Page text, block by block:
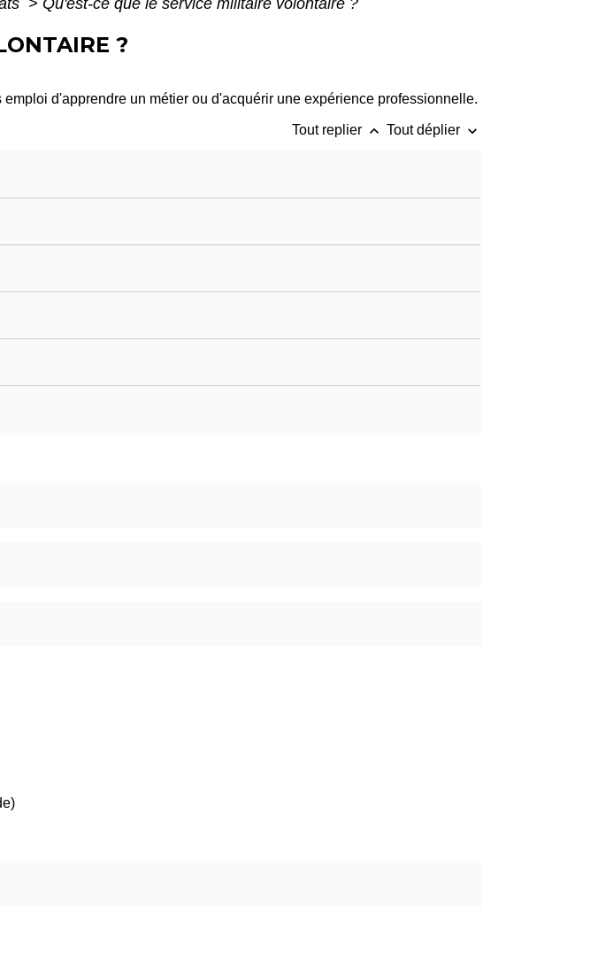
?
d'apprendre un métier ou d'acquérir une expérience professionnelle.
Tout replier keyboard_arrow_up Tout déplier keyboard_arrow_down